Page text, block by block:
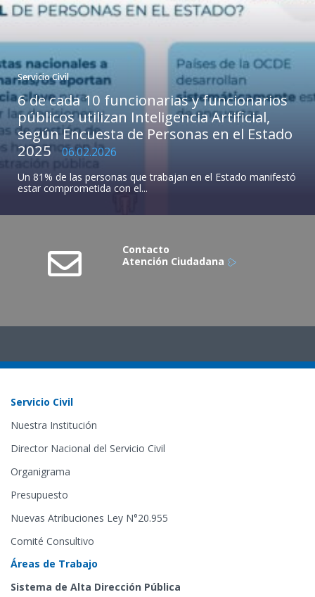
Servicio Civil
6 de cada 10 funcionarias y funcionarios
públicos utilizan Inteligencia Artificial,
según Encuesta de Personas en el Estado
2025
06.02.2026
Un 81% de las personas que trabajan en el Estado manifestó
estar comprometida con el...
Contacto
Atención Ciudadana
Servicio Civil
Nuestra Institución
Director Nacional del Servicio Civil
Organigrama
Presupuesto
Nuevas Atribuciones Ley N°20.955
Comité Consultivo
Áreas de Trabajo
Sistema de Alta Dirección Pública